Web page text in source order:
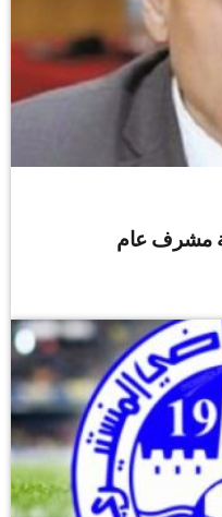
مشرف عام